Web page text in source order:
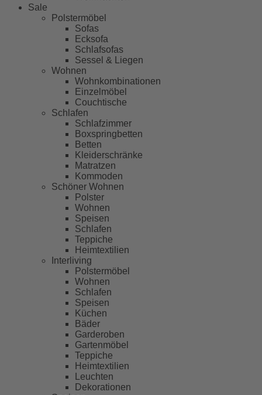
Sale
Polstermöbel
Sofas
Ecksofa
Schlafsofas
Sessel & Liegen
Wohnen
Wohnkombinationen
Einzelmöbel
Couchtische
Schlafen
Schlafzimmer
Boxspringbetten
Betten
Kleiderschränke
Matratzen
Kommoden
Schöner Wohnen
Polster
Wohnen
Speisen
Schlafen
Teppiche
Heimtextilien
Interliving
Polstermöbel
Wohnen
Schlafen
Speisen
Küchen
Bäder
Garderoben
Gartenmöbel
Teppiche
Heimtextilien
Leuchten
Dekorationen